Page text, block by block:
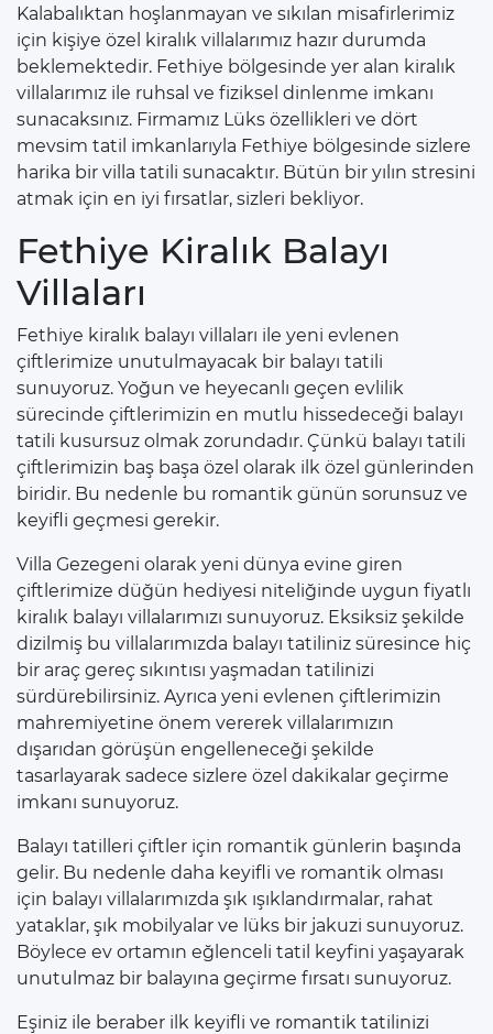
Kalabalıktan hoşlanmayan ve sıkılan misafirlerimiz
için kişiye özel kiralık villalarımız hazır durumda
beklemektedir. Fethiye bölgesinde yer alan kiralık
villalarımız ile ruhsal ve fiziksel dinlenme imkanı
sunacaksınız. Firmamız Lüks özellikleri ve dört
mevsim tatil imkanlarıyla Fethiye bölgesinde sizlere
harika bir villa tatili sunacaktır. Bütün bir yılın stresini
atmak için en iyi fırsatlar, sizleri bekliyor.
Fethiye Kiralık Balayı
Villaları
Fethiye kiralık balayı villaları ile yeni evlenen
çiftlerimize unutulmayacak bir balayı tatili
sunuyoruz. Yoğun ve heyecanlı geçen evlilik
sürecinde çiftlerimizin en mutlu hissedeceği balayı
tatili kusursuz olmak zorundadır. Çünkü balayı tatili
çiftlerimizin baş başa özel olarak ilk özel günlerinden
biridir. Bu nedenle bu romantik günün sorunsuz ve
keyifli geçmesi gerekir.
Villa Gezegeni olarak yeni dünya evine giren
çiftlerimize düğün hediyesi niteliğinde uygun fiyatlı
kiralık balayı villalarımızı sunuyoruz. Eksiksiz şekilde
dizilmiş bu villalarımızda balayı tatiliniz süresince hiç
bir araç gereç sıkıntısı yaşmadan tatilinizi
sürdürebilirsiniz. Ayrıca yeni evlenen çiftlerimizin
mahremiyetine önem vererek villalarımızın
dışarıdan görüşün engelleneceği şekilde
tasarlayarak sadece sizlere özel dakikalar geçirme
imkanı sunuyoruz.
Balayı tatilleri çiftler için romantik günlerin başında
gelir. Bu nedenle daha keyifli ve romantik olması
için balayı villalarımızda şık ışıklandırmalar, rahat
yataklar, şık mobilyalar ve lüks bir jakuzi sunuyoruz.
Böylece ev ortamın eğlenceli tatil keyfini yaşayarak
unutulmaz bir balayına geçirme fırsatı sunuyoruz.
Eşiniz ile beraber ilk keyifli ve romantik tatilinizi